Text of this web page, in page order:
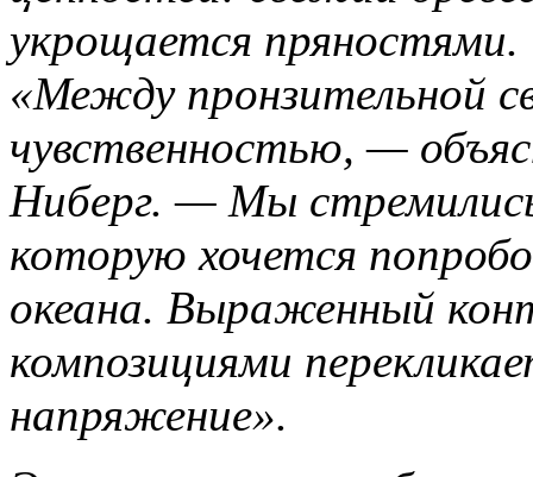
укрощается пряностями.
«Между пронзительной
чувственностью, —
Ниберг. — Мы
которую хочется
океана. Выраженный
композициями
напряжение».